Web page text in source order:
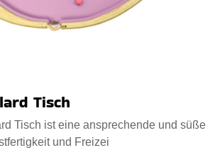
Tisch
Tisch ist eine ansprechende und süße
und Freizei